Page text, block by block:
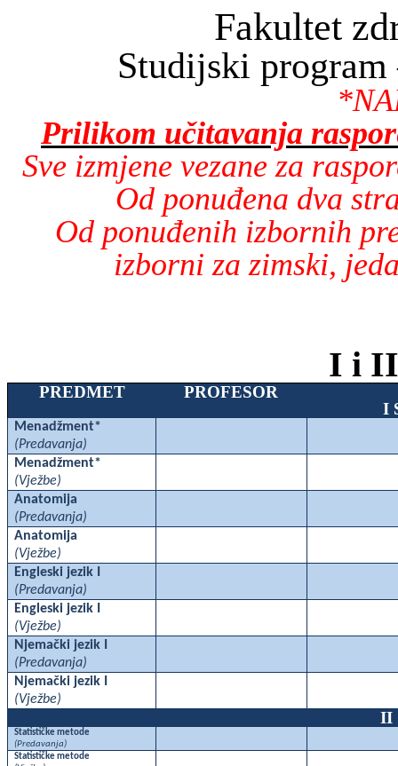
Fakultet
Studijski program
Prilikom učitavanja
Sve izmjene vezane za
Od ponuđena dva
Od ponuđenih izbornih
izborni za zimski,
I i II
PREDMET
PROFESOR
I
Menadžment*
(Predavanja)
Menadžment*
(Vježbe)
Anatomija
(Predavanja)
Anatomija
(Vježbe)
Engleski jezik I
(Predavanja)
Engleski jezik I
(Vježbe)
Njemački jezik I
(Predavanja)
Njemački jezik I
(Vježbe)
II
Statističke metode
(Predavanja)
Statističke metode